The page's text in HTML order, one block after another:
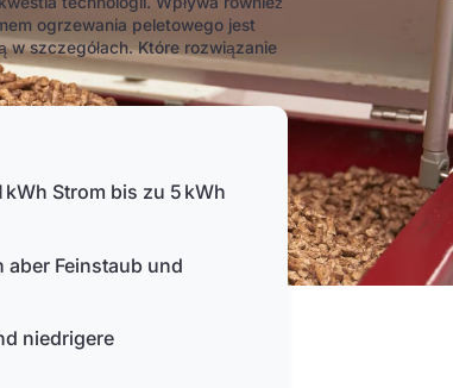
ogrzewania peletowego jest
szczegółach. Które rozwiązanie
Strom bis zu 5 kWh
aber Feinstaub und
niedrigere